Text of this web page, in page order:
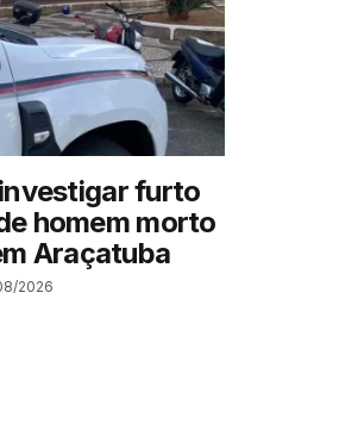
furto
homem morto
Araçatuba
2026